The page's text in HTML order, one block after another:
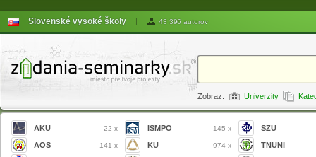
Slovenské vysoké školy | 43 396 autorov
Zobraz: Univerzity
AKU 22 x
AOS 141 x
ISMPO 145 x
KU 974 x
SZU
TNUNI